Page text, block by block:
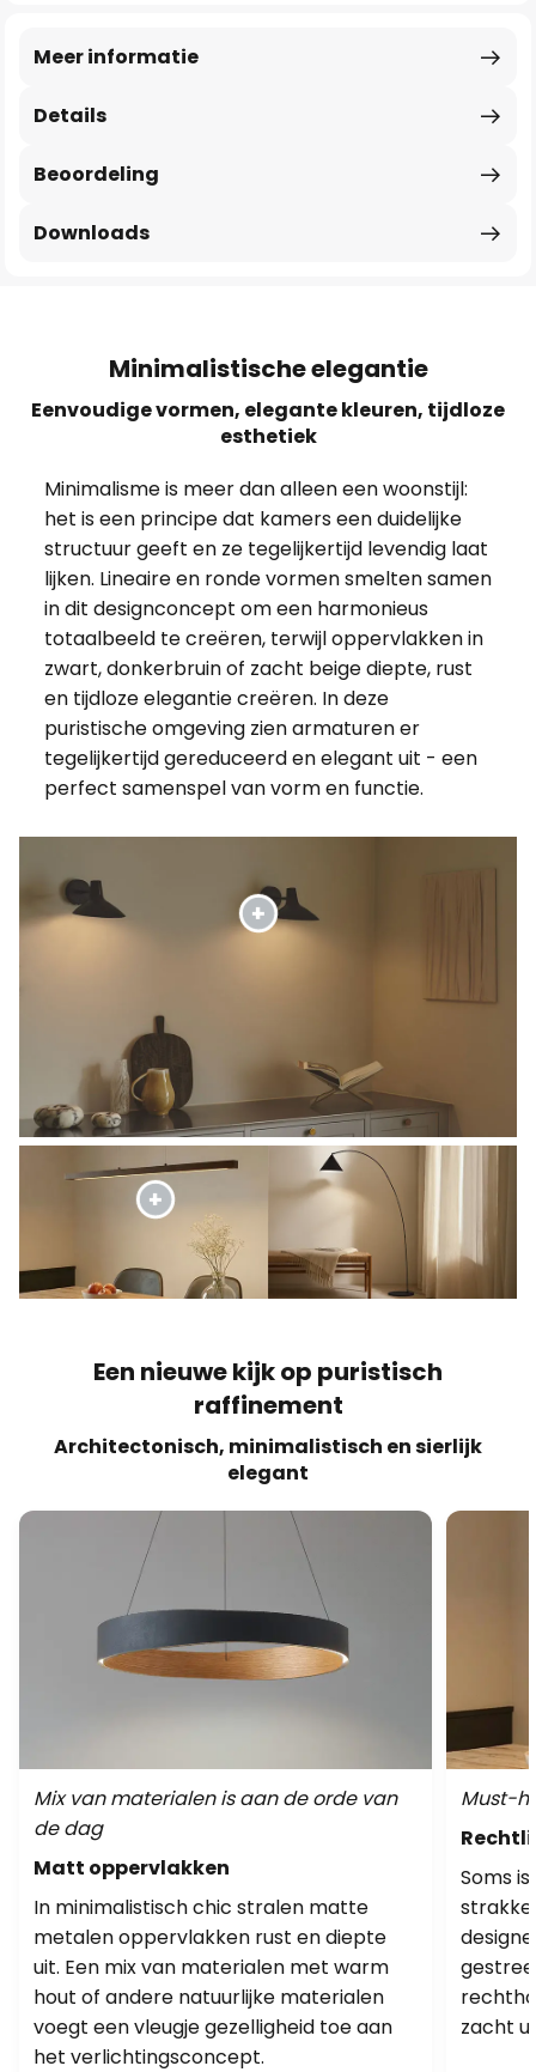
Details
Meer informatie
Beoordeling
Downloads
Minimalistische elegantie
Eenvoudige vormen, elegante kleuren, tijdloze
esthetiek
Minimalisme is meer dan alleen een woonstijl:
het is een principe dat kamers een duidelijke
structuur geeft en ze tegelijkertijd levendig laat
lijken. Lineaire en ronde vormen smelten samen
in dit designconcept om een harmonieus
totaalbeeld te creëren, terwijl oppervlakken in
zwart, donkerbruin of zacht beige diepte, rust
en tijdloze elegantie creëren. In deze
puristische omgeving zien armaturen er
tegelijkertijd gereduceerd en elegant uit - een
perfect samenspel van vorm en functie.
Een nieuwe kijk op puristisch
raffinement
Architectonisch, minimalistisch en sierlijk
elegant
Mix van materialen is aan de orde van
de dag
Matt oppervlakken
In minimalistisch chic stralen matte
metalen oppervlakken rust en diepte
uit. Een mix van materialen met warm
hout of andere natuurlijke materialen
voegt een vleugje gezelligheid toe aan
het verlichtingsconcept.
Must-
Soms
zacht